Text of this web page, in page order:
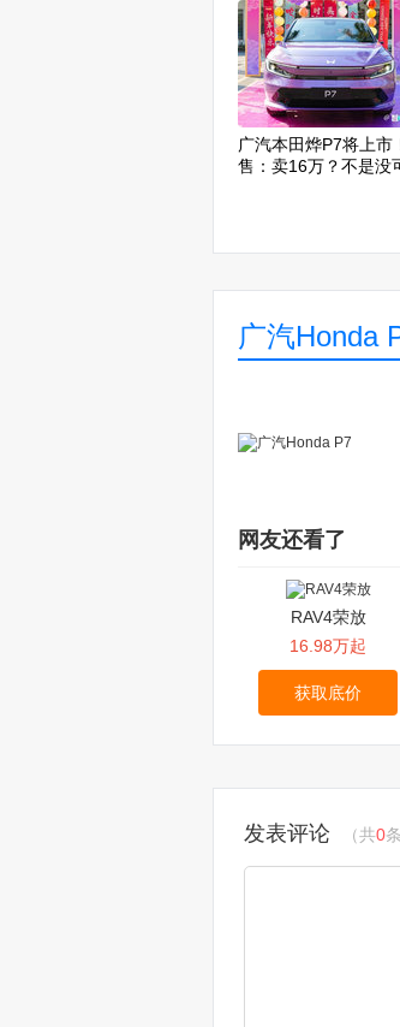
广汽本田烨P7将上市
售：卖16万？不是没
广汽Honda
网友还看了
RAV4荣放
16.98万起
获取底价
发表评论 （共0